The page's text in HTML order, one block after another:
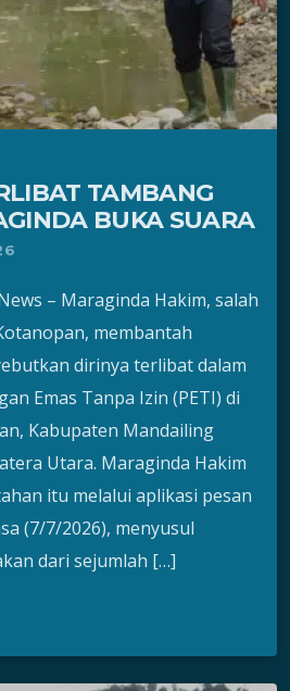
TAMBANG
BUKA SUARA
– Maraginda Hakim, salah
membantah
dirinya terlibat dalam
Emas Tanpa Izin (PETI) di
Kabupaten Mandailing
Utara. Maraginda Hakim
itu melalui aplikasi pesan
(7/7/2026), menyusul
dari sejumlah […]